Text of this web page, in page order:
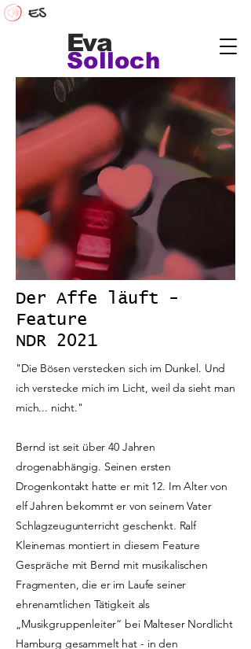
Eva
Solloch
Der Affe läuft -
Feature
NDR 2021
"Die Bösen verstecken sich im Dunkel. Und
ich verstecke mich im Licht, weil da sieht man
mich... nicht."
Bernd ist seit über 40 Jahren
drogenabhängig. Seinen ersten
Drogenkontakt hatte er mit 12. Im Alter von
elf Jahren bekommt er von seinem Vater
Schlagzeugunterricht geschenkt. Ralf
Kleinemas montiert in diesem Feature
Gespräche mit Bernd mit musikalischen
Fragmenten, die er im Laufe seiner
ehrenamtlichen Tätigkeit als
„Musikgruppenleiter“ bei Malteser Nordlicht
Hamburg gesammelt hat - in den